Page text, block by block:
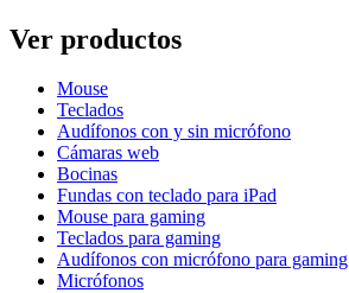
Ver productos
Mouse
Teclados
Audífonos con y sin micrófono
Cámaras web
Bocinas
Fundas con teclado para iPad
Mouse para gaming
Teclados para gaming
Audífonos con micrófono para gaming
Micrófonos